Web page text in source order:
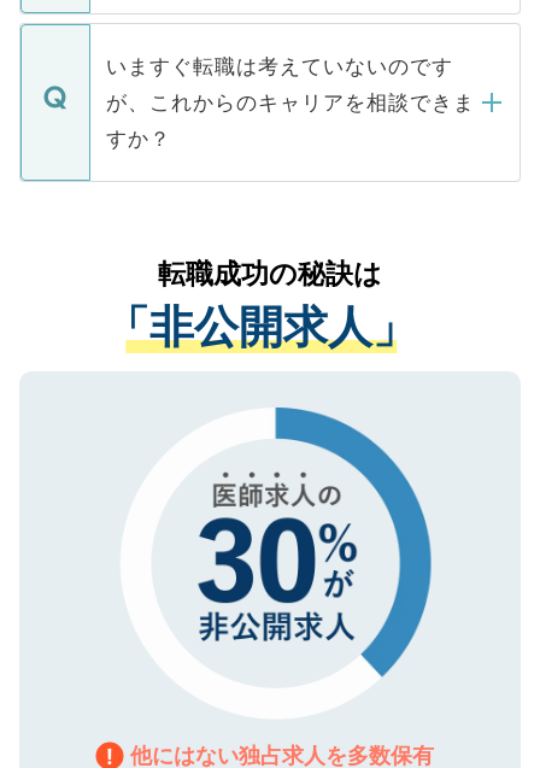
関を公にしてしまうと、応募が殺到する場
に、医療機関が求める条件に合った人材の
みを人材紹介会社に依頼するケースが増え
ています。
定を承諾する必要はありません。内定先へ
の辞退の連絡はキャリアパートナーが行い
ますので、ご安心ください。
個人情報が漏えいすることはありませんの
で、ご安心ください。当サイトからの登録
などで収集したご登録者様の個人情報は、
ご本人のキャリアアップおよび転職活動の
支援を目的に使用いたします。お預かりし
ているすべての個人データはご本人の許可
は、個人情報の取り扱いについての厳密な
管理基準を満たした事業者のみに付与され
る、プライバシーマークを取得済みです。
ご登録いただいた個人情報は、SSL（デー
で、機密保持に関してもご安心ください。
いますぐ転職は考えていないのです
が、これからのキャリアを相談できま
すか？
かがいして、現在の医療機関の状況や紹介
経験をまじえながら、適切なアドバイスを
させていただきます。すぐにご転職をされ
ない方には、長期的なサポートが可能です
ので、まずはご登録ください。
転職成功の秘訣は
「非公開求人」
他にはない独占求人を多数保有